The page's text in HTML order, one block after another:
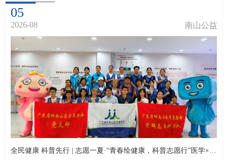
05
2026-08 南山公益
全民健康 科普先行 | 志愿一夏·“青春绘健康，科普志愿行”医学×艺术·青少年公益志愿服务活动正式启动